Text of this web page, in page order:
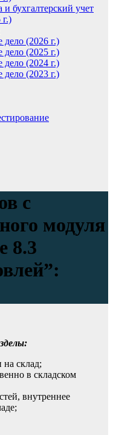
бухгалтерский учет
дело (2026 г.)
дело (2025 г.)
дело (2024 г.)
дело (2023 г.)
с
модуля
8.3
склад;
в складском
внутреннее